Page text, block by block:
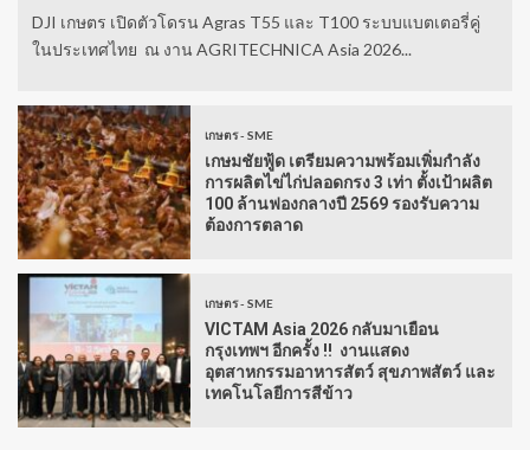
DJI เกษตร เปิดตัวโดรน Agras T55 และ T100 ระบบแบตเตอรี่คู่
ในประเทศไทย ณ งาน AGRITECHNICA Asia 2026...
เกษตร - SME
เกษมชัยฟู้ด เตรียมความพร้อมเพิ่มกำลัง
การผลิตไข่ไก่ปลอดกรง 3 เท่า ตั้งเป้าผลิต
100 ล้านฟองกลางปี 2569 รองรับความ
ต้องการตลาด
เกษตร - SME
VICTAM Asia 2026 กลับมาเยือน
กรุงเทพฯ อีกครั้ง !! งานแสดง
อุตสาหกรรมอาหารสัตว์ สุขภาพสัตว์ และ
เทคโนโลยีการสีข้าว